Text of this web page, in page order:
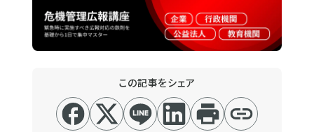
この記事をシェア